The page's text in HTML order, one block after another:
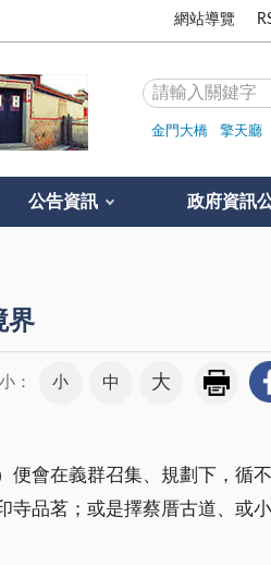
網站導覽
金門大橋 擎天廳
公告資訊 政府資訊
界
： 小 中 大
會在義群召集、規劃下，循不
品茗；或是擇蔡厝古道、或